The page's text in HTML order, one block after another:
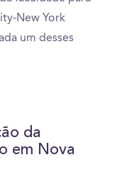
New York
um desses
da
em Nova